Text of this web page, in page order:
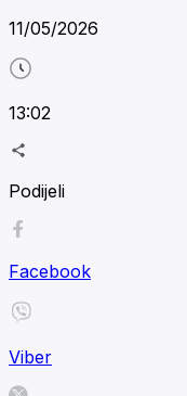
11/05/2026
13:02
Podijeli
Facebook
Viber